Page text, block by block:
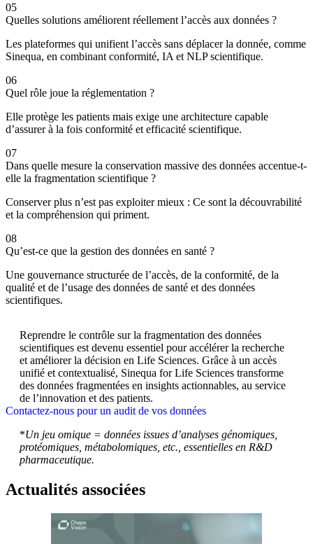
05
Quelles solutions améliorent réellement l’accès aux données ?
Les plateformes qui unifient l’accès sans déplacer la donnée, comme
Sinequa, en combinant conformité, IA et NLP scientifique.
06
Quel rôle joue la réglementation ?
Elle protège les patients mais exige une architecture capable
d’assurer à la fois conformité et efficacité scientifique.
07
Dans quelle mesure la conservation massive des données accentue-t-
elle la fragmentation scientifique ?
Conserver plus n’est pas exploiter mieux : Ce sont la découvrabilité
et la compréhension qui priment.
08
Qu’est-ce que la gestion des données en santé ?
Une gouvernance structurée de l’accès, de la conformité, de la
qualité et de l’usage des données de santé et des données
scientifiques.
Reprendre le contrôle sur la fragmentation des données
scientifiques est devenu essentiel pour accélérer la recherche
et améliorer la décision en Life Sciences. Grâce à un accès
unifié et contextualisé, Sinequa for Life Sciences transforme
des données fragmentées en insights actionnables, au service
de l’innovation et des patients.
Contactez-nous pour un audit de vos données
*Un jeu omique = données issues d’analyses génomiques,
protéomiques, métabolomiques, etc., essentielles en R&D
pharmaceutique.
Actualités associées